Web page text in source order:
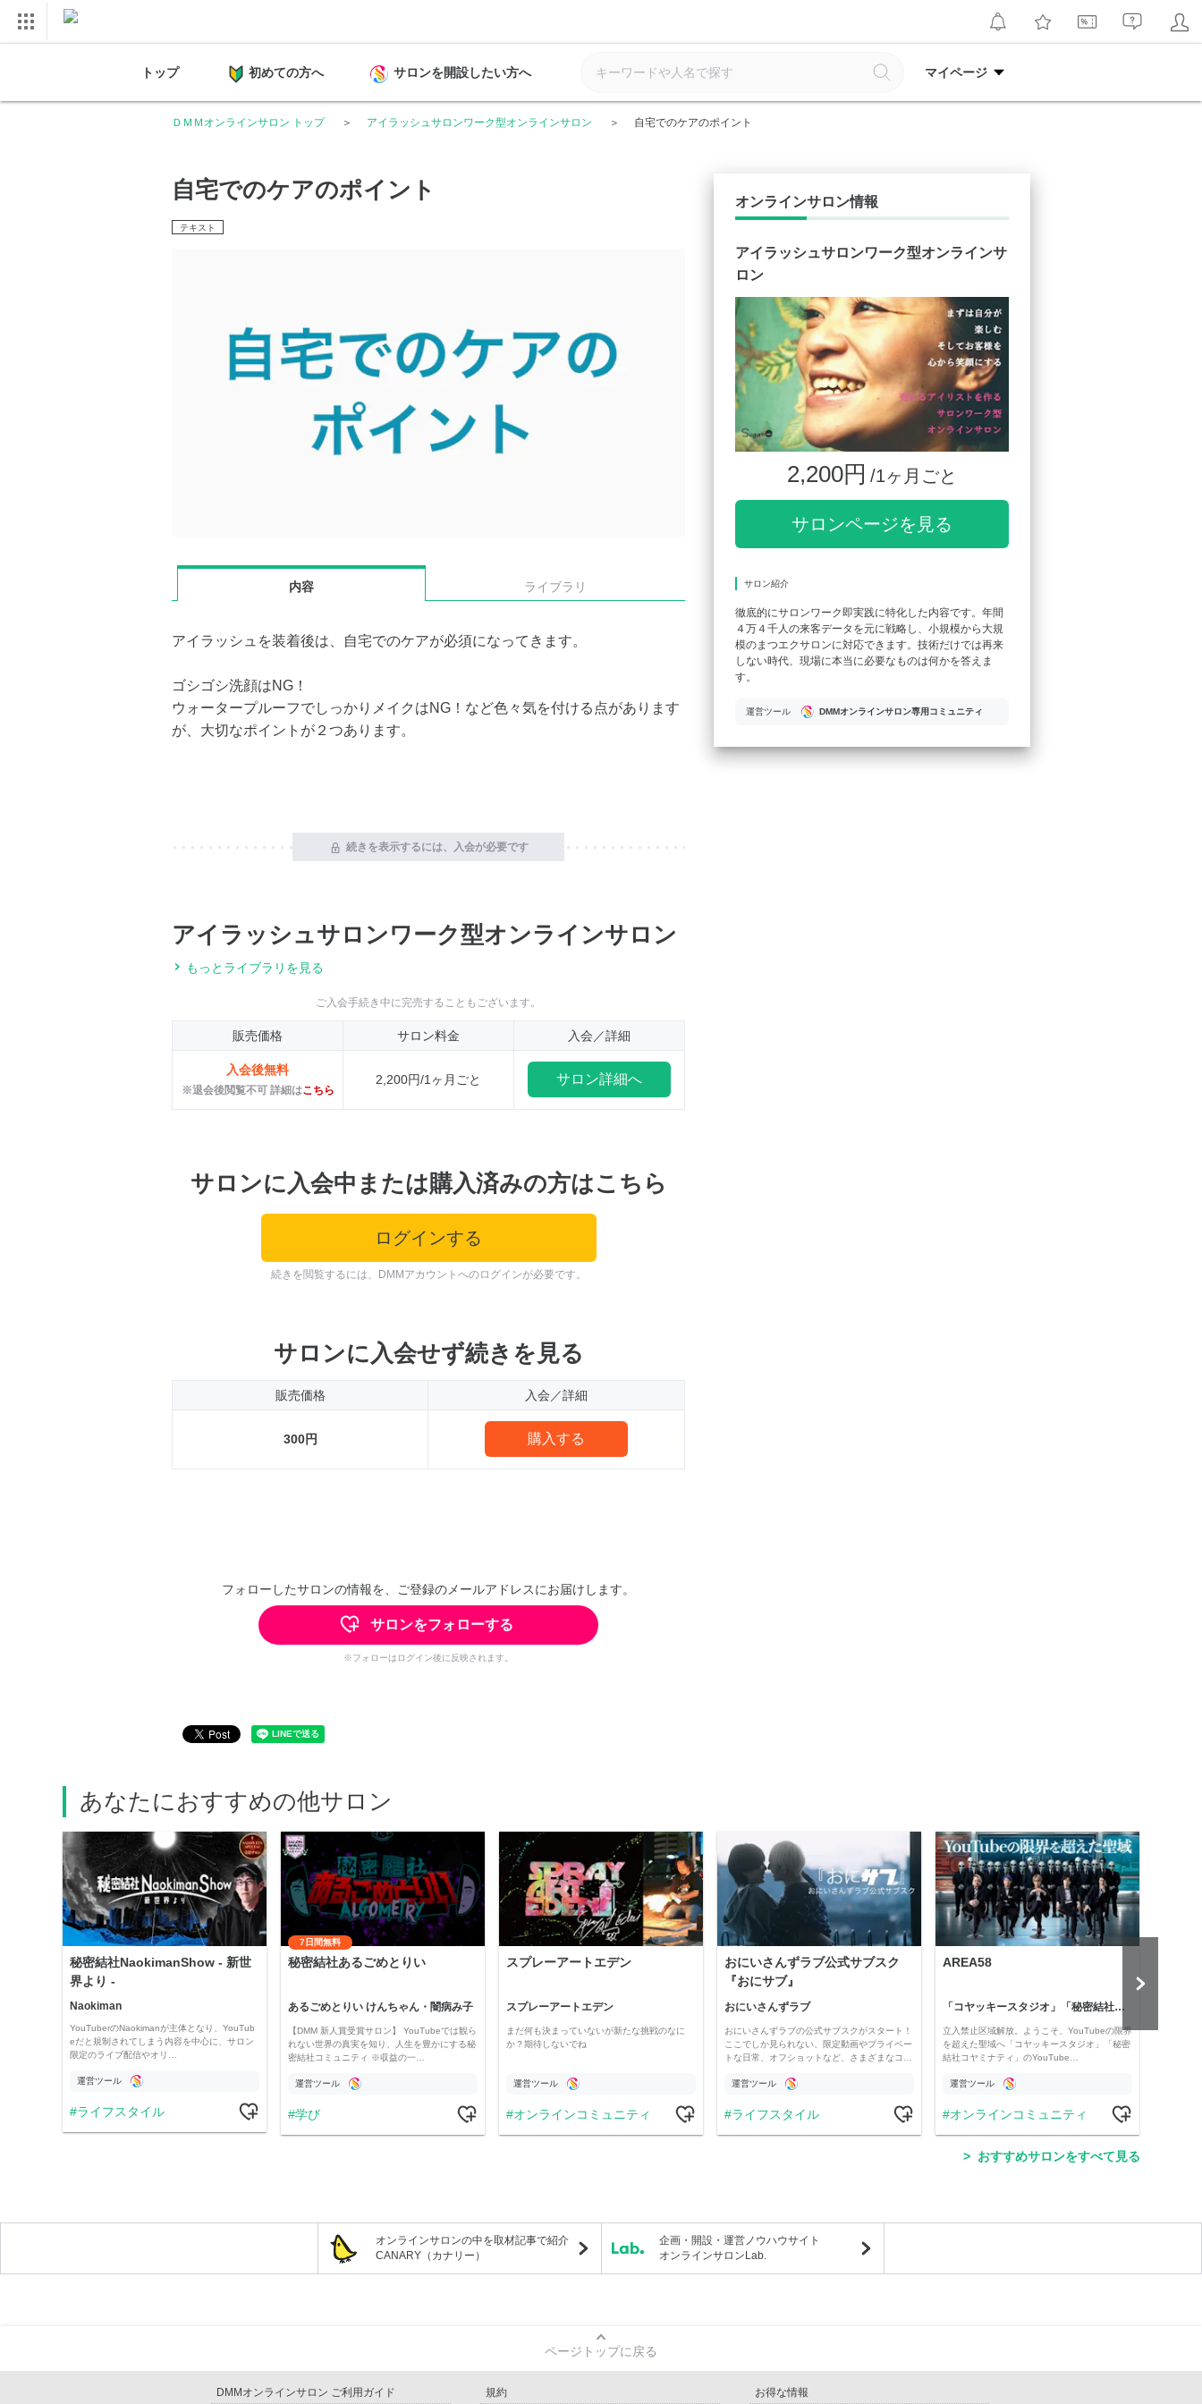
トップ 初めての方へ サロンを開設したい方へ マイページ
ＤＭＭオンラインサロン トップ アイラッシュサロンワーク型オンラインサロン 自宅でのケアのポイント
自宅でのケアのポイント
テキスト
内容 ライブラリ
アイラッシュを装着後は、自宅でのケアが必須になってきます。
ゴシゴシ洗顔はNG！
ウォータープルーフでしっかりメイクはNG！など色々気を付ける点があります
が、大切なポイントが２つあります。
続きを表示するには、入会が必要です
アイラッシュサロンワーク型オンラインサロン
もっとライブラリを見る
ご入会手続き中に完売することもございます。
販売価格 サロン料金 入会／詳細
入会後無料
※退会後閲覧不可 詳細はこちら
2,200円/1ヶ月ごと サロン詳細へ
サロンに入会中または購入済みの方はこちら
ログインする
続きを閲覧するには、DMMアカウントへのログインが必要です。
サロンに入会せず続きを見る
販売価格 入会／詳細
300円 購入する
フォローしたサロンの情報を、ご登録のメールアドレスにお届けします。
サロンをフォローする
※フォローはログイン後に反映されます。
オンラインサロン情報
アイラッシュサロンワーク型オンラインサ
ロン
2,200円 /1ヶ月ごと
サロンページを見る
サロン紹介
徹底的にサロンワーク即実践に特化した内容です。年間
４万４千人の来客データを元に戦略し、小規模から大規
模のまつエクサロンに対応できます。技術だけでは再来
しない時代、現場に本当に必要なものは何かを答えま
す。
運営ツール DMMオンラインサロン専用コミュニティ
あなたにおすすめの他サロン
秘密結社NaokimanShow - 新世
界より -
Naokiman
YouTuberのNaokimanが主体となり、YouTub
eだと規制されてしまう内容を中心に、サロン
限定のライブ配信やオリ…
運営ツール
ライフスタイル
7日間無料
秘密結社あるごめとりい
あるごめとりい けんちゃん・闇病み子
【DMM 新人賞受賞サロン】 YouTubeでは観ら
れない世界の真実を知り、人生を豊かにする秘
密結社コミュニティ ※収益の一…
運営ツール
学び
スプレーアートエデン
スプレーアートエデン
まだ何も決まっていないが新たな挑戦のなに
か？期待しないでね
運営ツール
オンラインコミュニティ
おにいさんずラブ公式サブスク
『おにサブ』
おにいさんずラブ
おにいさんずラブの公式サブスクがスタート！
ここでしか見られない、限定動画やプライベー
トな日常、オフショットなど、さまざまなコ…
運営ツール
ライフスタイル
AREA58
「コヤッキースタジオ」「秘密結社コヤミナティ」
立入禁止区域解放。ようこそ、YouTubeの限界
を超えた聖域へ「コヤッキースタジオ」「秘密
結社コヤミナティ」のYouTube…
運営ツール
オンラインコミュニティ
おすすめサロンをすべて見る
オンラインサロンの中を取材記事で紹介
CANARY（カナリー）
企画・開設・運営ノウハウサイト
オンラインサロンLab.
ページトップに戻る
DMMオンラインサロン ご利用ガイド 規約 お得な情報